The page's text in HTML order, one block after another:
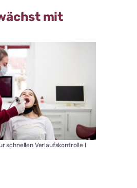
mit
schnellen Verlaufskontrolle I